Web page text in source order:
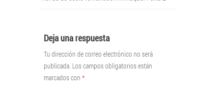
Deja una respuesta
Tu dirección de correo electrónico no será
publicada. Los campos obligatorios están
marcados con *